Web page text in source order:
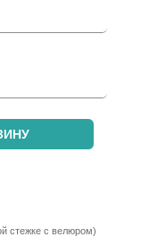
стежке с велюром)